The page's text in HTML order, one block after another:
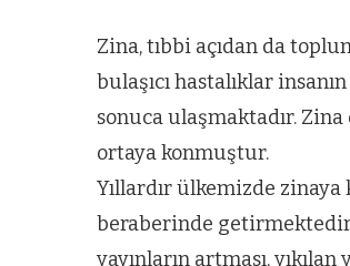
Zina, tıbbi açıdan da
bulaşıcı hastalıklar
sonuca ulaşmaktadır.
ortaya konmuştur.
Yıllardır ülkemizde zinaya
beraberinde
yayınların artması,